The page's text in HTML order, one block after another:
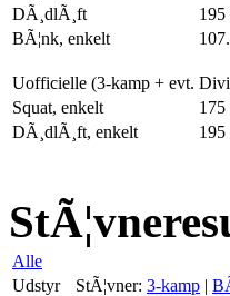
DÃ¸dlÃ¸ft
195
BÃ¦nk, enkelt
Uofficielle (3-kamp + evt.
Squat, enkelt
175
DÃ¸dlÃ¸ft, enkelt
195
Alle
Udstyr
StÃ¦vner: 3-kamp |